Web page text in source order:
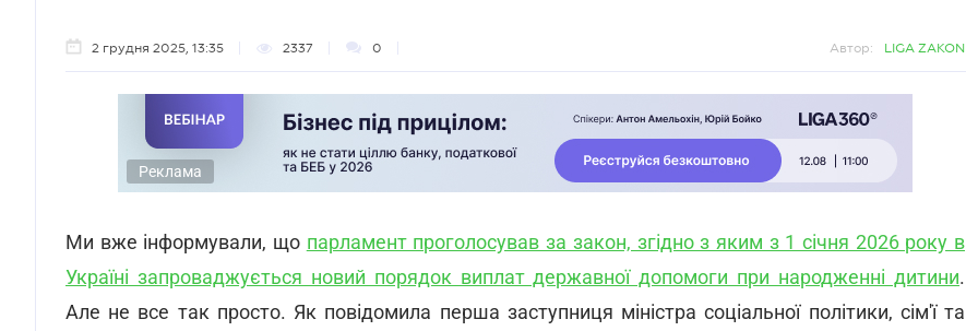
2 грудня 2025, 13:35 2337 0 Автор: LIGA ZAKON
Реклама
Ми вже інформували, що парламент проголосував за закон, згідно з яким з 1 січня 2026 року в
Україні запроваджується новий порядок виплат державної допомоги при народженні дитини.
Але не все так просто. Як повідомила перша заступниця міністра соціальної політики, сім'ї та